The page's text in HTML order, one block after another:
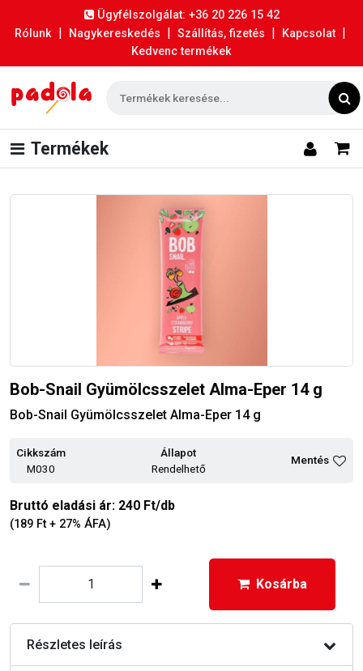
Ügyfélszolgálat: +36 20 226 15 42
Rólunk | Nagykereskedés | Szállítás, fizetés | Kapcsolat |
Kedvenc termékek
Termékek
Bob-Snail Gyümölcsszelet Alma-Eper 14 g
Bob-Snail Gyümölcsszelet Alma-Eper 14 g
Cikkszám
M030
Állapot
Rendelhető
Mentés
Bruttó eladási ár: 240 Ft/db
(189 Ft + 27% ÁFA)
Kosárba
Részletes leírás